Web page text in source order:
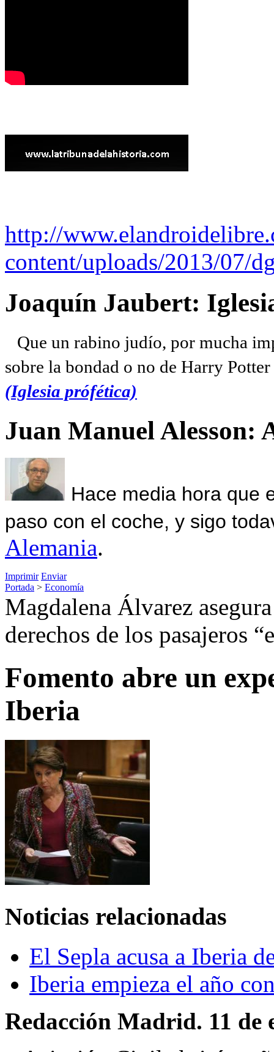
http://
content/uploads/2013/07/
Joaquín Jaubert:
Que un rabino judío, por mucha
sobre la bondad o no de Harry
(Iglesia prófética)
Juan Manuel Alesson:
Hace media hora que
paso con el coche, y sigo
Alemania.
Imprimir Enviar
Portada > Economía
Magdalena Álvarez
derechos de los pasajeros
Fomento abre un
Iberia
Noticias relacionadas
El Sepla acusa a Iberia
Iberia empieza el año
Redacción Madrid. 11 de